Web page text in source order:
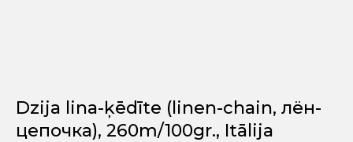
Dzija lina-ķēdīte (linen-chain, лён-
цепочка), 260m/100gr., Itālija